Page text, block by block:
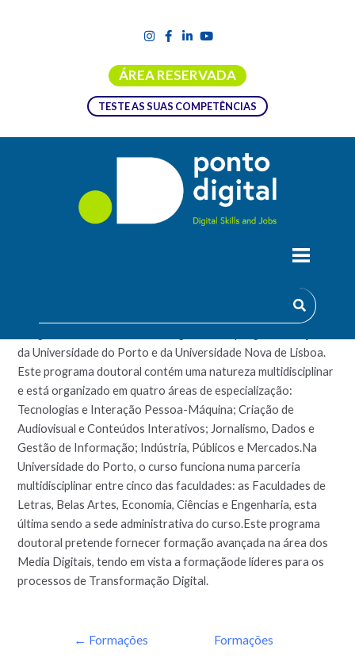
ÁREA RESERVADA
TESTE AS SUAS COMPETÊNCIAS
da Universidade do Porto e da Universidade Nova de Lisboa.
Este programa doutoral contém uma natureza multidisciplinar
e está organizado em quatro áreas de especialização:
Tecnologias e Interação Pessoa-Máquina; Criação de
Audiovisual e Conteúdos Interativos; Jornalismo, Dados e
Gestão de Informação; Indústria, Públicos e Mercados.Na
Universidade do Porto, o curso funciona numa parceria
multidisciplinar entre cinco das faculdades: as Faculdades de
Letras, Belas Artes, Economia, Ciências e Engenharia, esta
última sendo a sede administrativa do curso.Este programa
doutoral pretende fornecer formação avançada na área dos
Media Digitais, tendo em vista a formaçãode líderes para os
processos de Transformação Digital.
← Formações
Formações